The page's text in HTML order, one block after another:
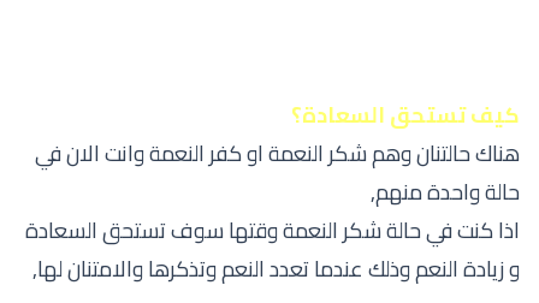
كيف تستحق السعادة؟
هناك حالتنان وهم شكر النعمة او كفر النعمة وانت الان في
حالة واحدة منهم,
اذا كنت في حالة شكر النعمة وقتها سوف تستحق السعادة
و زيادة النعم وذلك عندما تعدد النعم وتذكرها والامتنان لها,